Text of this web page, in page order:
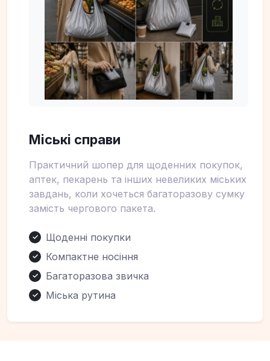
Міські справи
Практичний шопер для щоденних покупок,
аптек, пекарень та інших невеликих міських
завдань, коли хочеться багаторазову сумку
замість чергового пакета.
✓ Щоденні покупки
✓ Компактне носіння
✓ Багаторазова звичка
✓ Міська рутина